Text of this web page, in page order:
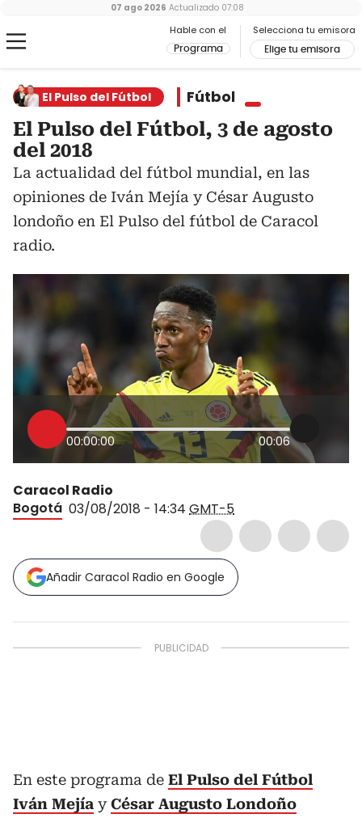
Hable con el
Programa
Selecciona tu emisora
Elige tu emisora
07 ago 2026 Actualizado 07:08
El Pulso del Fútbol Fútbol
El Pulso del Fútbol, 3 de agosto
del 2018
La actualidad del fútbol mundial, en las
opiniones de Iván Mejía y César Augusto
londoño en El Pulso del fútbol de Caracol
radio.
00:00:00 00:06
Caracol Radio
Bogotá 03/08/2018 - 14:34 GMT-5
Añadir Caracol Radio en Google
En este programa de El Pulso del Fútbol
Iván Mejía yCésar Augusto Londoño